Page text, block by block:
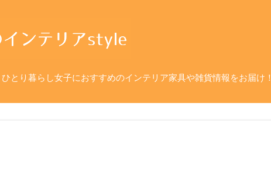
とり暮らし女子におすすめのインテリア家具や雑貨情報をお届け！